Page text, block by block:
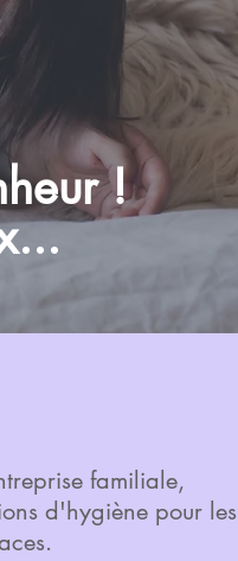
!
familiale,
d'hygiène pour les